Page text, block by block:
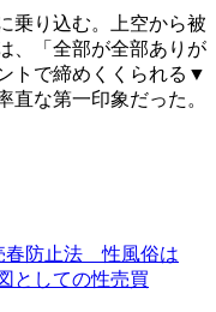
乗り込む。上空から被
、「全部が全部ありが
トで締めくくられる▼
な第一印象だった。
春防止法 性風俗は
としての性売買